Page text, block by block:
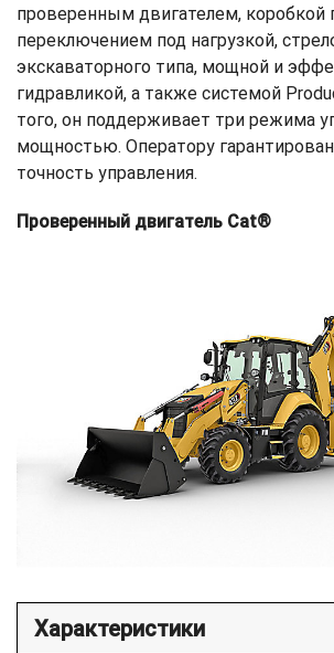
проверенным двигателем, коробкой
переключением под нагрузкой,
экскаваторного типа, мощной и
гидравликой, а также системой
того, он поддерживает три режима
мощностью. Оператору
точность управления.
Проверенный двигатель Cat®
Характеристики